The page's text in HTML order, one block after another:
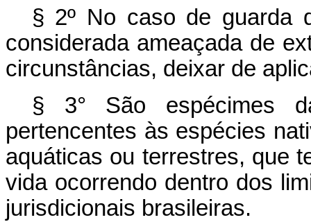
§ 2º No caso de guarda
considerada ameaçada de
circunstâncias, deixar de
§ 3° São espécimes
pertencentes às espécies
aquáticas ou terrestres, que
vida ocorrendo dentro dos
jurisdicionais brasileiras.